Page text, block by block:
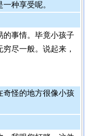
种享受呢。
的事情。毕竟小孩子
尽一般。说起来，
奇怪的地方很像小孩